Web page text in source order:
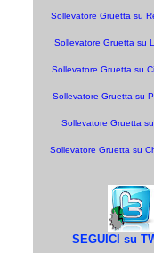
Sollevatore Gruetta su
Sollevatore Gruetta su
Sollevatore Gruetta su
Sollevatore Gruetta su
Sollevatore Gruetta
Sollevatore Gruetta su
SEGUICI su